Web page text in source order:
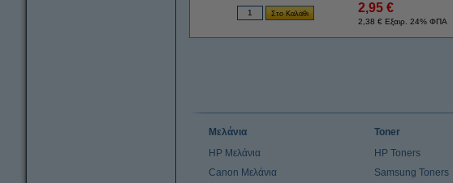
2,95 €
2,38 € Εξαιρ. 24% ΦΠΑ
Μελάνια
HP Μελάνια
Canon Μελάνια
Toner
HP Toners
Samsung Toners